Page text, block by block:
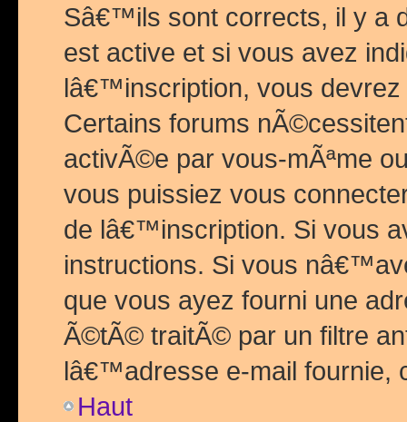
Sâ€™ils sont corrects, il y a
est active et si vous avez
lâ€™inscription, vous
Certains forums
activÃ©e par vous-mÃªme
vous puissiez vous
de lâ€™inscription. Si vous
instructions. Si vous
que vous ayez fourni une
Ã©tÃ© traitÃ© par un filtre
lâ€™adresse e-mail fournie,
Haut